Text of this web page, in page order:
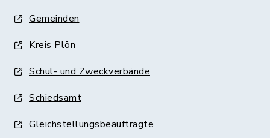
Gemeinden
Kreis Plön
Schul- und Zweckverbände
Schiedsamt
Gleichstellungsbeauftragte